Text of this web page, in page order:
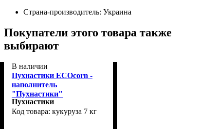
Страна-производитель: Украина
Покупатели этого товара также
выбирают
В наличии
Пухнастики ECOcorn -
наполнитель
"Пухнастики"
кукурузный для грызунов
7 кг (4820216670080)
Пухнастики
кукуруза 7 кг